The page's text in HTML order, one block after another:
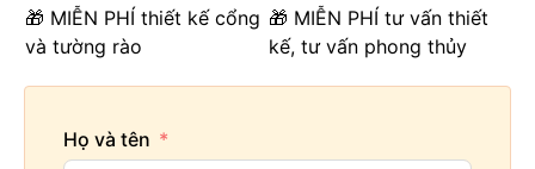
🎁 MIỄN PHÍ thiết kế cổng
và tường rào
🎁 MIỄN PHÍ tư vấn thiết
kế, tư vấn phong thủy
Họ và tên